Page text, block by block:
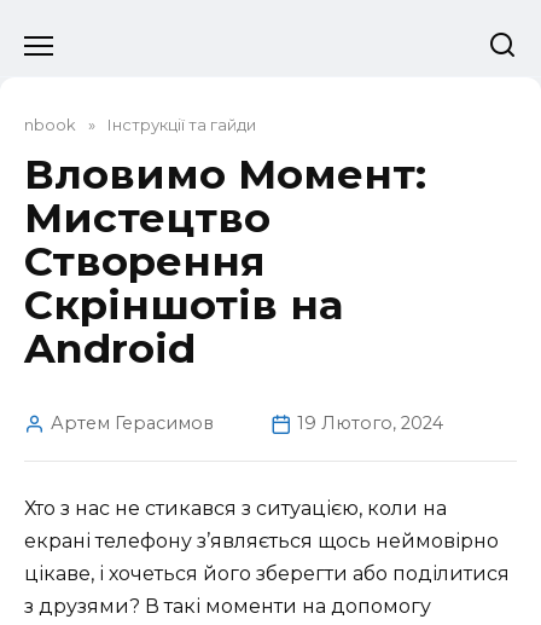
до
nbook » Інструкції та гайди
Вловимо Момент:
Мистецтво
Створення
Скріншотів на
Android
Артем Герасимов 19 Лютого, 2024
Хто з нас не стикався з ситуацією, коли на
екрані телефону з’являється щось неймовірно
цікаве, і хочеться його зберегти або поділитися
з друзями? В такі моменти на допомогу